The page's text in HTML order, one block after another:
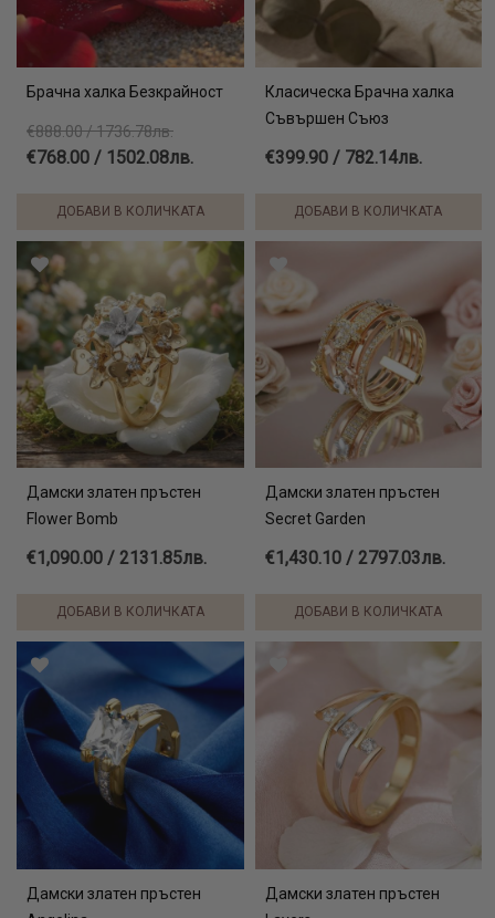
Брачна халка Безкрайност
€888.00 / 1736.78лв.
€768.00 / 1502.08лв.
ДОБАВИ В КОЛИЧКАТА
Класическа Брачна халка
Съвършен Съюз
€399.90 / 782.14лв.
ДОБАВИ В КОЛИЧКАТА
Дамски златен пръстен
Flower Bomb
€1,090.00 / 2131.85лв.
ДОБАВИ В КОЛИЧКАТА
Дамски златен пръстен
Secret Garden
€1,430.10 / 2797.03лв.
ДОБАВИ В КОЛИЧКАТА
Дамски златен пръстен
Дамски златен пръстен